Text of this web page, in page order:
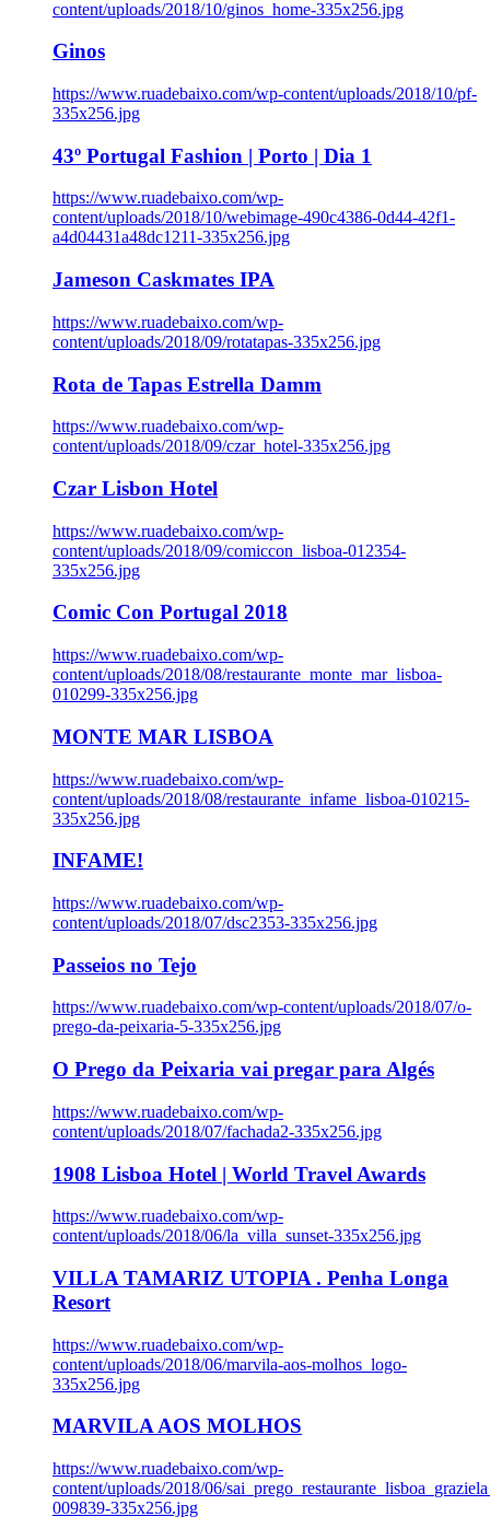
content/uploads/2018/10/ginos_home-335x256.jpg
Ginos
https://www.ruadebaixo.com/wp-content/uploads/2018/10/pf-
335x256.jpg
43º Portugal Fashion | Porto | Dia 1
https://www.ruadebaixo.com/wp-
content/uploads/2018/10/webimage-490c4386-0d44-42f1-
a4d04431a48dc1211-335x256.jpg
Jameson Caskmates IPA
https://www.ruadebaixo.com/wp-
content/uploads/2018/09/rotatapas-335x256.jpg
Rota de Tapas Estrella Damm
https://www.ruadebaixo.com/wp-
content/uploads/2018/09/czar_hotel-335x256.jpg
Czar Lisbon Hotel
https://www.ruadebaixo.com/wp-
content/uploads/2018/09/comiccon_lisboa-012354-
335x256.jpg
Comic Con Portugal 2018
https://www.ruadebaixo.com/wp-
content/uploads/2018/08/restaurante_monte_mar_lisboa-
010299-335x256.jpg
MONTE MAR LISBOA
https://www.ruadebaixo.com/wp-
content/uploads/2018/08/restaurante_infame_lisboa-010215-
335x256.jpg
INFAME!
https://www.ruadebaixo.com/wp-
content/uploads/2018/07/dsc2353-335x256.jpg
Passeios no Tejo
https://www.ruadebaixo.com/wp-content/uploads/2018/07/o-
prego-da-peixaria-5-335x256.jpg
O Prego da Peixaria vai pregar para Algés
https://www.ruadebaixo.com/wp-
content/uploads/2018/07/fachada2-335x256.jpg
1908 Lisboa Hotel | World Travel Awards
https://www.ruadebaixo.com/wp-
content/uploads/2018/06/la_villa_sunset-335x256.jpg
VILLA TAMARIZ UTOPIA . Penha Longa
Resort
https://www.ruadebaixo.com/wp-
content/uploads/2018/06/marvila-aos-molhos_logo-
335x256.jpg
MARVILA AOS MOLHOS
https://www.ruadebaixo.com/wp-
content/uploads/2018/06/
009839-335x256.jpg